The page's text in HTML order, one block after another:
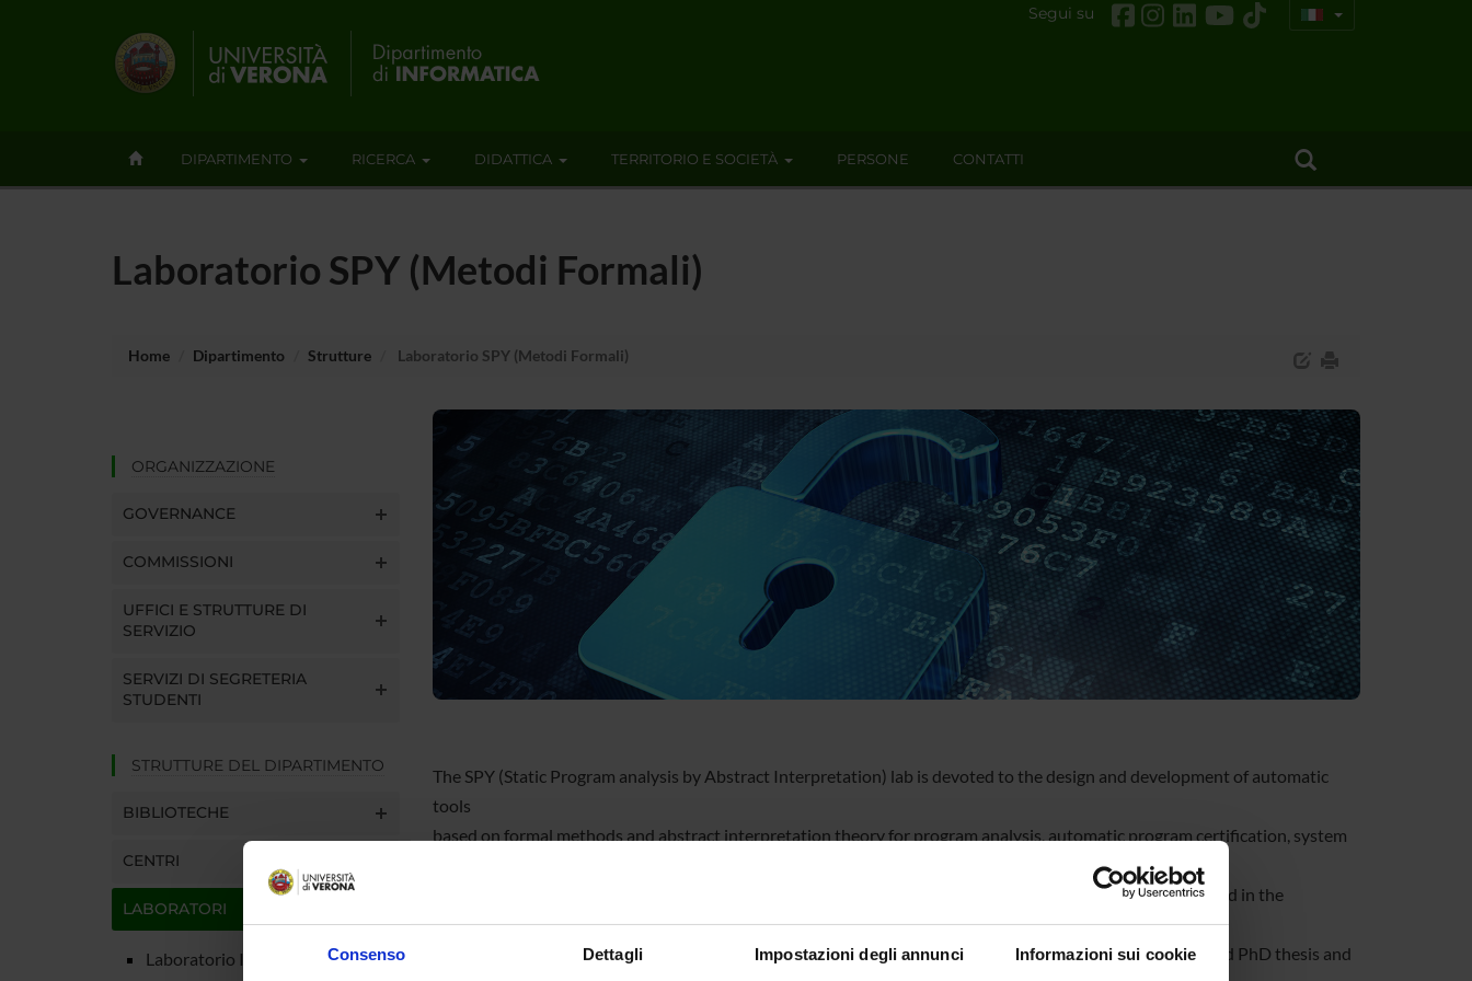
Consenso Dettagli Impostazioni degli annunci Informazioni sui cookie
Segui su
DIPARTIMENTO RICERCA DIDATTICA TERRITORIO E SOCIETÀ PERSONE CONTATTI
Laboratorio SPY (Metodi Formali)
Home Dipartimento Strutture Laboratorio SPY (Metodi Formali)
ORGANIZZAZIONE
GOVERNANCE
COMMISSIONI
UFFICI E STRUTTURE DI
SERVIZIO
SERVIZI DI SEGRETERIA
STUDENTI
STRUTTURE DEL DIPARTIMENTO
BIBLIOTECHE
CENTRI
LABORATORI
Laboratorio INFOMICS
The SPY (Static Program analysis by Abstract Interpretation) lab is devoted to the design and development of automatic
tools
based on formal methods and abstract interpretation theory for program analysis, automatic program certification, system
and security analysis of software. We are particularly interested in the application of these techniques to aid in the
compilation and
implementation of programming languages. The access to the lab is restricted to the students in Master and PhD thesis and